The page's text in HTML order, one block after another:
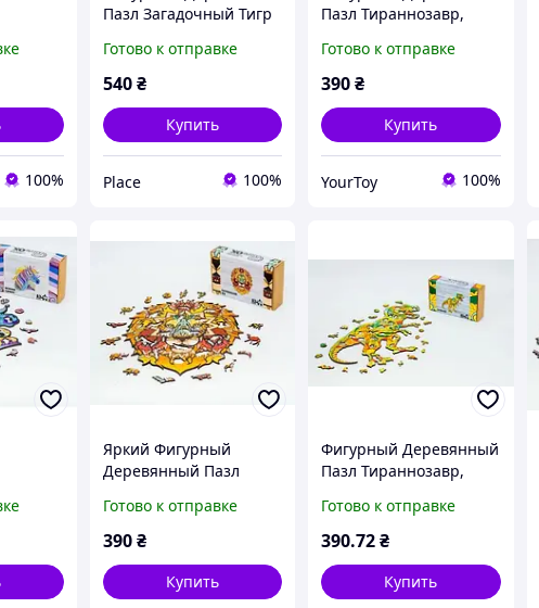
PLACE
100%
Пазл Загадочный Тигр
Из 129 Деталей | PLACE
Готово к отправке
540₴
Купить
Place 100%
Пазл Тираннозавр,
Других Животных, Из
129 Деталей | YourToy
Готово к отправке
390₴
Купить
YourToy 100%
Яркий Фигурный
Деревянный Пазл
133 Детали | YourToy
Готово к отправке
390₴
Купить
Фигурный Деревянный
Пазл Тираннозавр,
Других Животных, Из
129 Деталей ||
Готово к отправке
390.72₴
Купить